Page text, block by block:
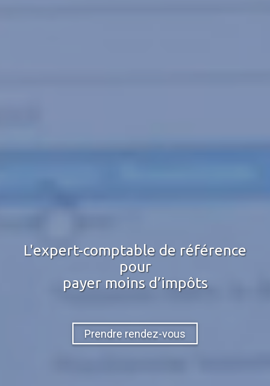
L'expert-comptable de référence
pour
payer moins d’impôts
Prendre rendez-vous